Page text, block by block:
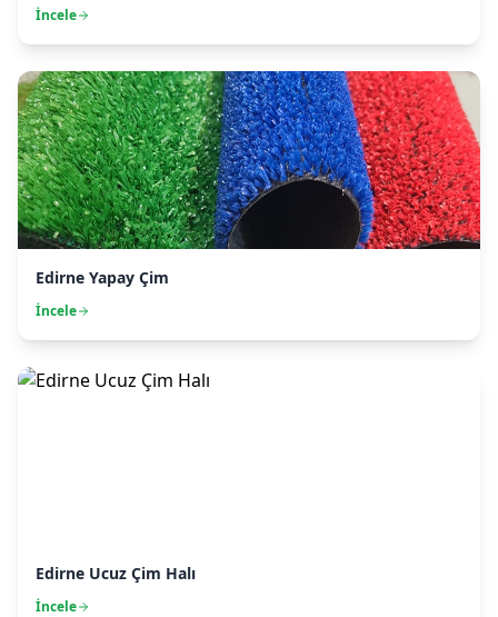
İncele
Edirne Yapay Çim
İncele
Edirne Ucuz Çim Halı
İncele